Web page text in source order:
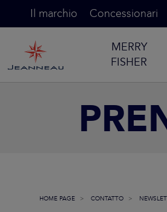
Il marchio Concessionari
MERRY
FISHER
HOME PAGE CONTATTO